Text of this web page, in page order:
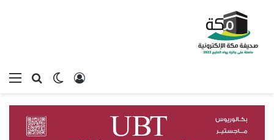
بحثالوضع
تسجيل الدخول